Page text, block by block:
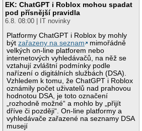
EK: ChatGPT i Roblox mohou spadat
pod přísnější pravidla
6.8. 08:00 | IT novinky
Platformy ChatGPT i Roblox by mohly
býtzařazeny na seznam
mimořádně
velkých on-line platforem nebo
internetových vyhledávačů, na něž se
vztahují zvláštní podmínky podle
nařízení o digitálních službách (DSA).
Vzhledem k tomu, že ChatGPT i Roblox
oznámily počet uživatelů nad prahovou
hodnotou DSA, je toto označení
„rozhodně možné“ a mohlo by „přijít
dříve či později“. On-line platformy a
vyhledávače zařazené na seznamy DSA
musejí